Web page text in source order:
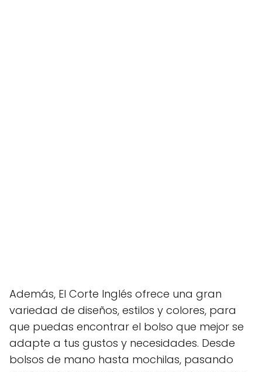
Además, El Corte Inglés ofrece una gran
variedad de diseños, estilos y colores, para
que puedas encontrar el bolso que mejor se
adapte a tus gustos y necesidades. Desde
bolsos de mano hasta mochilas, pasando